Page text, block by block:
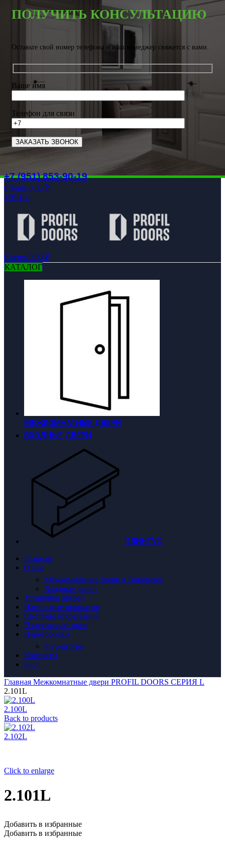
ПОЛУЧИТЬ КОНСУЛЬТАЦИЮ
Оставьте свой номер телефона и наш менеджер свяжется с вами.
Ваше имя
Телефон для связи
+7 (951) 853-90-19
0 items 0.00 ₽
МЕНЮ
0 items 0.00 ₽
КАТАЛОГ
МЕЖКОМНАТНЫЕ ДВЕРИ
ВХОДНЫЕ ДВЕРИ
ПЛИНТУС
Главная
О нас
Межкомнатные двери в Воронеже
Входные двери
Установка дверей
Напольные покрытия
Системы открывания
Пластиковые окна
Перегородки
Фурнитура
Контакты
Блог
Главная Межкомнатные двери PROFIL DOORS СЕРИЯ L
2.101L
2.100L
Back to products
2.102L
Click to enlarge
2.101L
Добавить в избранные
Добавить в избранные